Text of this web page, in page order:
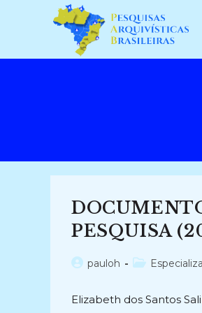
conteúdo
PESQUISA
Autorpauloh
Categoria
Elizabeth dos Santos